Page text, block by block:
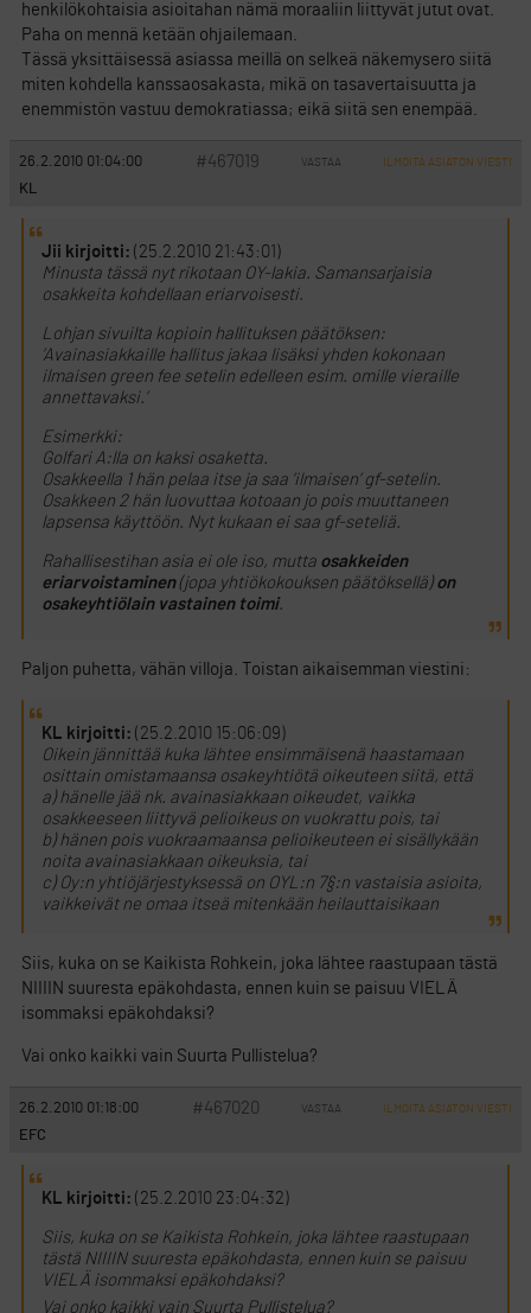
henkilökohtaisia asioitahan nämä moraaliin liittyvät jutut ovat.
Paha on mennä ketään ohjailemaan.
Tässä yksittäisessä asiassa meillä on selkeä näkemysero siitä
miten kohdella kanssaosakasta, mikä on tasavertaisuutta ja
enemmistön vastuu demokratiassa; eikä siitä sen enempää.
26.2.2010 01:04:00 #467019 VASTAA ILMOITA ASIATON VIESTI
KL
Jii kirjoitti: (25.2.2010 21:43:01)
Minusta tässä nyt rikotaan OY-lakia. Samansarjaisia
osakkeita kohdellaan eriarvoisesti.
Lohjan sivuilta kopioin hallituksen päätöksen:
’Avainasiakkaille hallitus jakaa lisäksi yhden kokonaan
ilmaisen green fee setelin edelleen esim. omille vieraille
annettavaksi.’
Esimerkki:
Golfari A:lla on kaksi osaketta.
Osakkeella 1 hän pelaa itse ja saa ’ilmaisen’ gf-setelin.
Osakkeen 2 hän luovuttaa kotoaan jo pois muuttaneen
lapsensa käyttöön. Nyt kukaan ei saa gf-seteliä.
Rahallisestihan asia ei ole iso, mutta osakkeiden
eriarvoistaminen (jopa yhtiökokouksen päätöksellä) on
osakeyhtiölain vastainen toimi.
Paljon puhetta, vähän villoja. Toistan aikaisemman viestini:
KL kirjoitti: (25.2.2010 15:06:09)
Oikein jännittää kuka lähtee ensimmäisenä haastamaan
osittain omistamaansa osakeyhtiötä oikeuteen siitä, että
a) hänelle jää nk. avainasiakkaan oikeudet, vaikka
osakkeeseen liittyvä pelioikeus on vuokrattu pois, tai
b) hänen pois vuokraamaansa pelioikeuteen ei sisällykään
noita avainasiakkaan oikeuksia, tai
c) Oy:n yhtiöjärjestyksessä on OYL:n 7§:n vastaisia asioita,
vaikkeivät ne omaa itseä mitenkään heilauttaisikaan
Siis, kuka on se Kaikista Rohkein, joka lähtee raastupaan tästä
NIIIIN suuresta epäkohdasta, ennen kuin se paisuu VIELÄ
isommaksi epäkohdaksi?
Vai onko kaikki vain Suurta Pullistelua?
26.2.2010 01:18:00 #467020 VASTAA ILMOITA ASIATON VIESTI
EFC
KL kirjoitti: (25.2.2010 23:04:32)
Siis, kuka on se Kaikista Rohkein, joka lähtee raastupaan
tästä NIIIIN suuresta epäkohdasta, ennen kuin se paisuu
VIELÄ isommaksi epäkohdaksi?
Vai onko kaikki vain Suurta Pullistelua?